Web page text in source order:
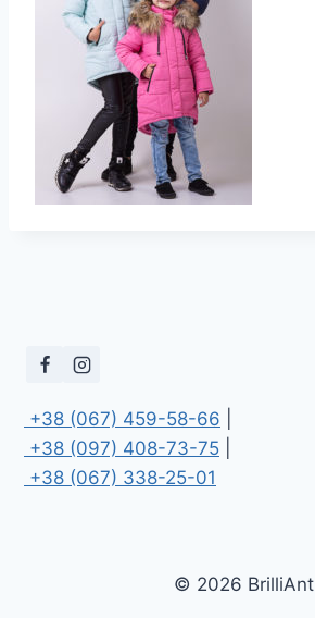
+38 (067) 459-58-66
+38 (097) 408-73-75
+38 (067) 338-25-01
© 2026 BrilliAnt